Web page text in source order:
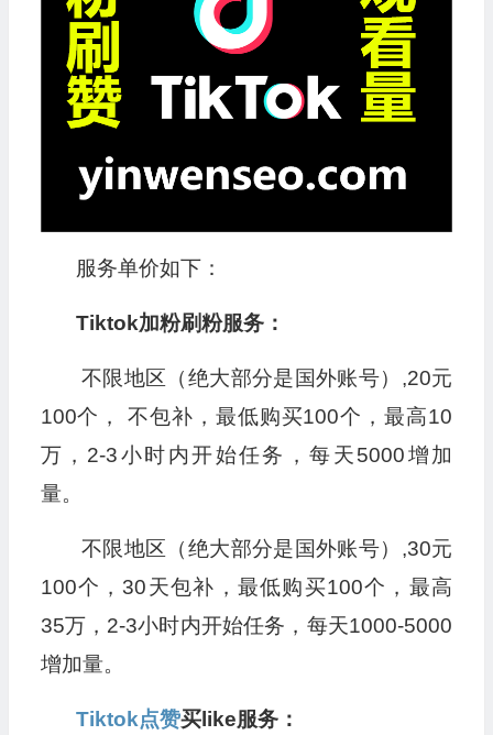
服务单价如下：
Tiktok加粉刷粉服务：
不限地区（绝大部分是国外账号）,20元
100个， 不包补，最低购买100个，最高10
万，2-3小时内开始任务，每天5000增加
量。
不限地区（绝大部分是国外账号）,30元
100个，30天包补，最低购买100个，最高
35万，2-3小时内开始任务，每天1000-5000
增加量。
Tiktok点赞买like服务：